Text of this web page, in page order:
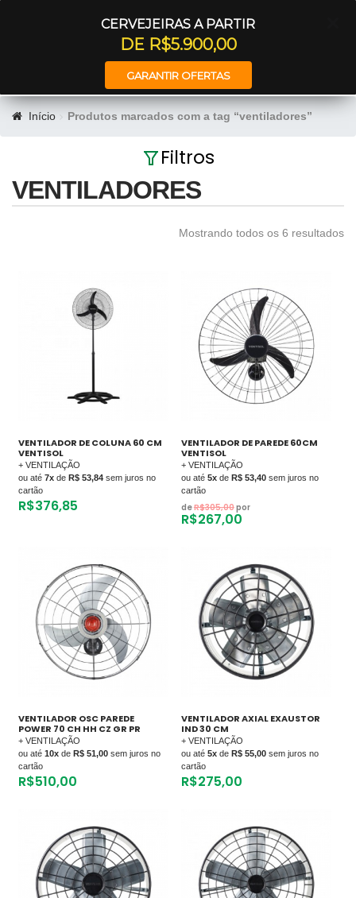
CERVEJEIRAS A PARTIR
DE R$5.900,00
GARANTIR OFERTAS
Início Produtos marcados com a tag “ventiladores”
Filtros
VENTILADORES
Mostrando todos os 6 resultados
VENTILADOR DE COLUNA 60 CM
VENTISOL
+ VENTILAÇÃO
ou até 7x de R$ 53,84 sem juros no
cartão
R$376,85
VENTILADOR DE PAREDE 60CM
VENTISOL
+ VENTILAÇÃO
ou até 5xde R$ 53,40sem juros no
cartão
deR$305,00por
R$267,00
VENTILADOR OSC PAREDE
POWER 70 CH HH CZ GR PR
+ VENTILAÇÃO
ou até 10x de R$ 51,00 sem juros no
cartão
R$510,00
VENTILADOR AXIAL EXAUSTOR
IND 30 CM
+ VENTILAÇÃO
ou até 5xde R$ 55,00sem juros no
cartão
R$275,00